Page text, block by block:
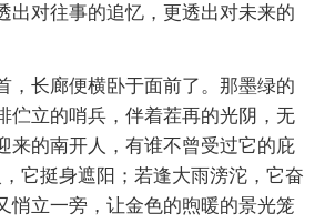
出对往事的追忆，更透出对未来的
，长廊便横卧于面前了。那墨绿的
伫立的哨兵，伴着茬再的光阴，无
来的南开人，有谁不曾受过它的庇
它挺身遮阳；若逢大雨滂沱，它奋
悄立一旁，让金色的煦暖的景光笼